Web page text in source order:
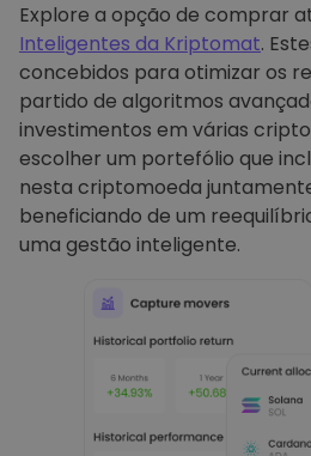
Explore a opção de comprar
Inteligentes da Kriptomat.
concebidos para otimizar os
partido de algoritmos
investimentos em várias
escolher um portefólio que
nesta criptomoeda
beneficiando de um
uma gestão inteligente.